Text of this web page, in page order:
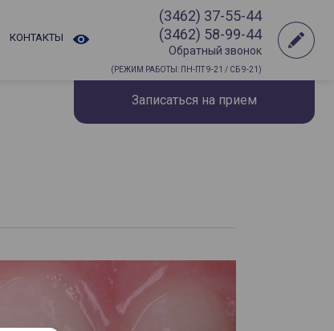
КОНТАКТЫ
(3462) 37-55-44
(3462) 58-99-44
Обратный звонок
(РЕЖИМ РАБОТЫ: ПН-ПТ 9-21 / СБ 9-21)
Записаться на прием